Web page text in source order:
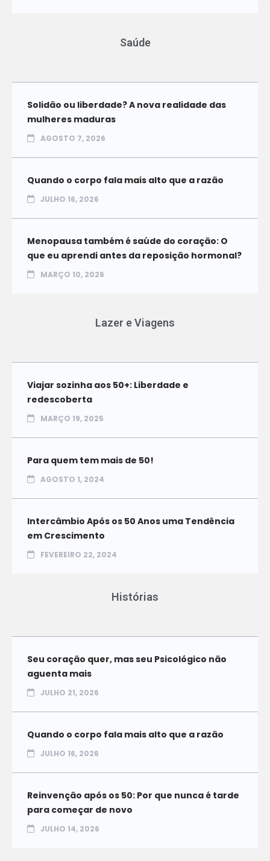
Saúde
Solidão ou liberdade? A nova realidade das
mulheres maduras
AGOSTO 7, 2026
Quando o corpo fala mais alto que a razão
JULHO 16, 2026
Menopausa também é saúde do coração: O
que eu aprendi antes da reposição hormonal?
MARÇO 10, 2026
Lazer e Viagens
Viajar sozinha aos 50+: Liberdade e
redescoberta
MARÇO 19, 2025
Para quem tem mais de 50!
AGOSTO 1, 2024
Intercâmbio Após os 50 Anos uma Tendência
em Crescimento
FEVEREIRO 22, 2024
Histórias
Seu coração quer, mas seu Psicológico não
aguenta mais
JULHO 21, 2026
Quando o corpo fala mais alto que a razão
JULHO 16, 2026
Reinvenção após os 50: Por que nunca é tarde
para começar de novo
JULHO 14, 2026